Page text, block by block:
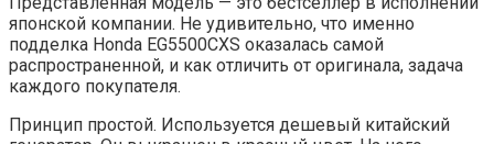
японской компании. Не удивительно, что именно
подделка Honda EG5500CXS оказалась самой
распространенной, и как отличить от оригинала, задача
каждого покупателя.
Принцип простой. Используется дешевый китайский